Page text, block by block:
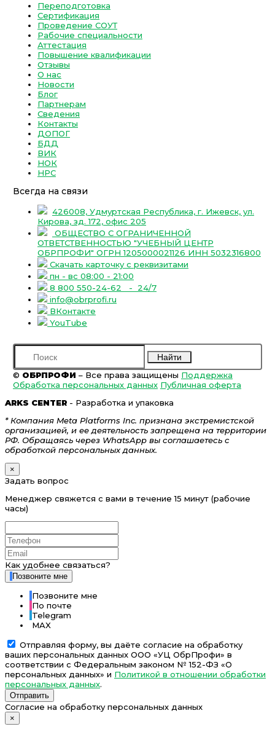
Переподготовка
Сертификация
Проведение СОУТ
Рабочие специальности
Аттестация
Повышение квалификации
Отзывы
О нас
Новости
Блог
Партнерам
Сведения
Контакты
ДОПОГ
БДД
ВИК
НОК
НРС
Всегда на связи
426008, Удмуртская Республика, г. Ижевск, ул.
Кирова, зд. 172, офис 205
ОБЩЕСТВО С ОГРАНИЧЕННОЙ
ОТВЕТСТВЕННОСТЬЮ "УЧЕБНЫЙ ЦЕНТР
ОБРПРОФИ" ОГРН 1205000021126 ИНН 5032316800
Скачать карточку с реквизитами
пн - вс 08:00 - 21:00
8 800 550-24-62
- 24/7
info@obrprofi.ru
ВКонтакте
YouTube
Найти
© ОБРПРОФИ – Все права защищены Поддержка
Обработка персональных данных Публичная оферта
ARKS CENTER - Разработка и упаковка
* Компания Meta Platforms Inc. признана экстремистской
организацией, и ее деятельность запрещена на территории
РФ. Обращаясь через WhatsApp вы соглашаетесь с
обработкой персональных данных.
×
Задать вопрос
Менеджер свяжется с вами в течение 15 минут (рабочие
часы)
Как удобнее связаться?
Позвоните мне
Позвоните мне
По почте
Telegram
MAX
Отправляя форму, вы даёте согласие на обработку
ваших персональных данных ООО «УЦ ОбрПрофи» в
соответствии с Федеральным законом № 152-ФЗ «О
персональных данных» и Политикой в отношении обработки
персональных данных.
Отправить
Согласие на обработку персональных данных
×